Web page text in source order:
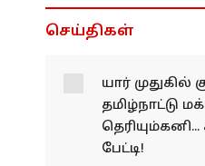
செய்திகள்
யார் முதுகில்
தமிழ்நாட்டு
பேட்டி!